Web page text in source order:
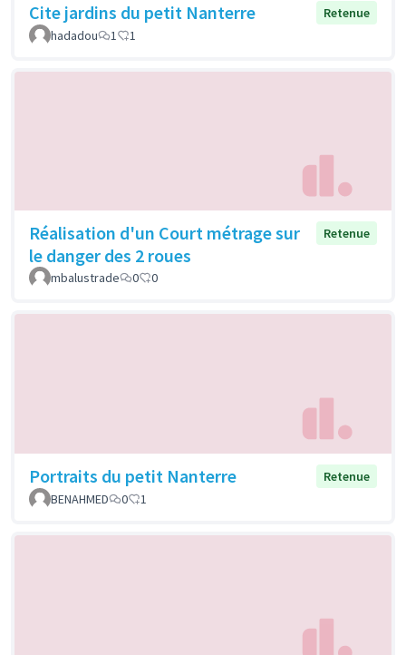
Cite jardins du petit Nanterre
Retenue
hadadou
1 1
Réalisation d'un Court métrage sur
le danger des 2 roues
Retenue
mbalustrade 0 0
Portraits du petit Nanterre
Retenue
BENAHMED
0 1